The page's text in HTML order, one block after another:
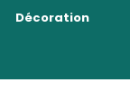
Décoration